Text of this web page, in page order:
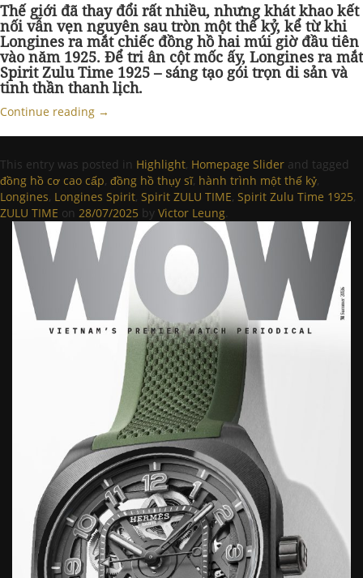
Thế giới đã thay đổi rất nhiều, nhưng khát khao kết
nối vẫn vẹn nguyên sau tròn một thế kỷ, kể từ khi
Longines ra mắt chiếc đồng hồ hai múi giờ đầu tiên
vào năm 1925. Để tri ân cột mốc ấy, Longines ra mắt
Spirit Zulu Time 1925 – sáng tạo gói trọn di sản và
tinh thần thanh lịch.
Continue reading →
This entry was posted in Highlight, Homepage Slider and tagged
đồng hồ cơ cao cấp, đồng hồ thụy sĩ, hành trình một thế kỷ,
Longines, Longines Spirit, Spirit ZULU TIME, Spirit Zulu Time 1925,
ZULU TIME on 28/07/2025 by Victor Leung.